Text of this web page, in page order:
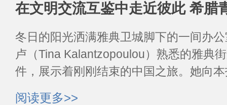
在文明交流互鉴中走近彼此 希腊
冬日的阳光洒满雅典卫城脚下的一间办
卢（Tina Kalantzopoulou）熟悉的雅典
件，展示着刚刚结束的中国之旅。她向
阅读更多>>